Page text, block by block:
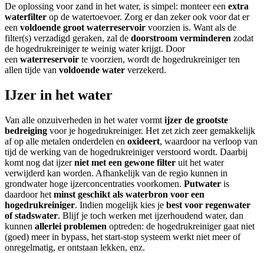
De oplossing voor zand in het water, is simpel: monteer een extra
waterfilter op de watertoevoer. Zorg er dan zeker ook voor dat er
een voldoende groot waterreservoir voorzien is. Want als de
filter(s) verzadigd geraken, zal de doorstroom verminderen zodat
de hogedrukreiniger te weinig water krijgt. Door
een waterreservoir te voorzien, wordt de hogedrukreiniger ten
allen tijde van voldoende water verzekerd.
IJzer in het water
Van alle onzuiverheden in het water vormt ijzer de grootste
bedreiging voor je hogedrukreiniger. Het zet zich zeer gemakkelijk
af op alle metalen onderdelen en oxideert, waardoor na verloop van
tijd de werking van de hogedrukreiniger verstoord wordt. Daarbij
komt nog dat ijzerniet met een gewone filter uit het water
verwijderd kan worden. Afhankelijk van de regio kunnen in
grondwater hoge ijzerconcentraties voorkomen. Putwater is
daardoor het minst geschikt als waterbron voor een
hogedrukreiniger. Indien mogelijk kies je best voor regenwater
of stadswater. Blijf je toch werken met ijzerhoudend water, dan
kunnen allerlei problemen optreden: de hogedrukreiniger gaat niet
(goed) meer in bypass, het start-stop systeem werkt niet meer of
onregelmatig, er ontstaan lekken, enz.